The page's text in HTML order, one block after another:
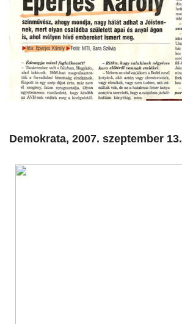
Demokrata, 2007. szeptember 13.